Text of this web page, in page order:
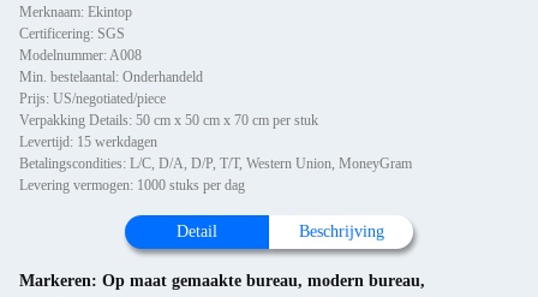
Merknaam: Ekintop
Certificering: SGS
Modelnummer: A008
Min. bestelaantal: Onderhandeld
Prijs: US/negotiated/piece
Verpakking Details: 50 cm x 50 cm x 70 cm per stuk
Levertijd: 15 werkdagen
Betalingscondities: L/C, D/A, D/P, T/T, Western Union, MoneyGram
Levering vermogen: 1000 stuks per dag
Detail Beschrijving
Markeren: Op maat gemaakte bureau, modern bureau,